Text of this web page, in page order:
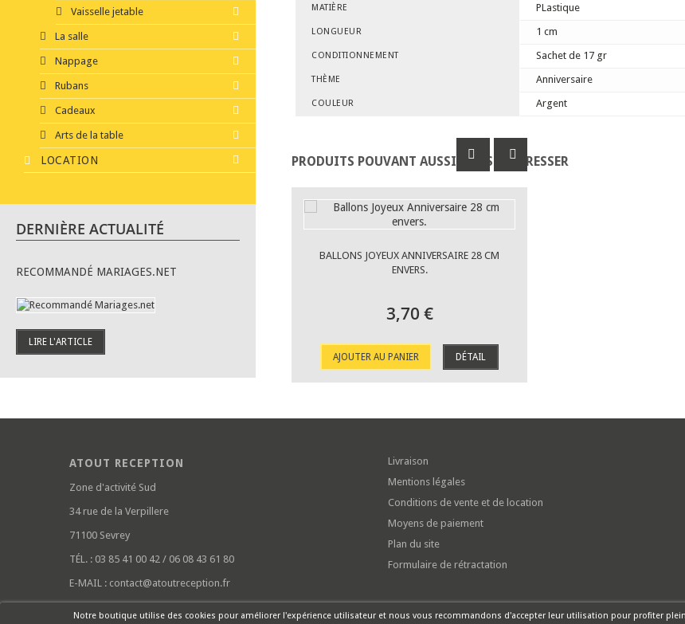
Notre boutique utilise des cookies pour améliorer l'expérience utilisateur et nous vous recommandons d'accepter leur utilisation pour profiter
Vaisselle jetable
La salle
Nappage
Rubans
Cadeaux
Arts de la table
LOCATION
DERNIÈRE ACTUALITÉ
RECOMMANDÉ MARIAGES.NET
LIRE L'ARTICLE
MATIÈRE PLastique
LONGUEUR 1 cm
CONDITIONNEMENT Sachet de 17 gr
THÈME Anniversaire
COULEUR Argent
PRODUITS POUVANT AUSSI VOUS INTÉRESSER
BALLONS JOYEUX ANNIVERSAIRE 28 CM
ENVERS.
3,70 €
AJOUTER AU PANIER DÉTAIL
ATOUT RECEPTION
Zone d'activité Sud
34 rue de la Verpillere
71100 Sevrey
TÉL. : 03 85 41 00 42 / 06 08 43 61 80
E-MAIL : contact@atoutreception.fr
Livraison
Mentions légales
Conditions de vente et de location
Moyens de paiement
Plan du site
Formulaire de rétractation
Rouge Cerise